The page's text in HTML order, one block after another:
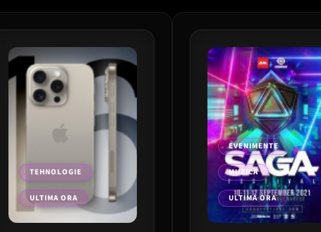
TEHNOLOGIE
ULTIMA ORA
EVENIMENTE
MUZICA
ULTIMA ORA